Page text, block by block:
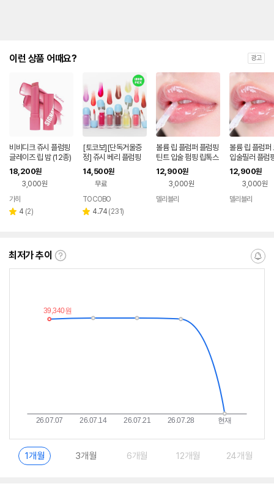
이런 상품 어때요? 광고
비비디크 쥬시 플럼핑
글레이즈 립 밤 (12종)
18,200원
3,000원
가히
별 4 리
(2)
[토코보][단독거울증
정] 쥬시 베리 플럼핑
립오일 4g (14종 택1)
14,500원
무료
TOCOBO
별 4.74 리
(231)
볼륨 립 플럼퍼 플럼핑
틴트 입술 펌핑 립톡스
12,900원
3,000원
델리블리
볼륨 립 플럼퍼
입술필러 플럼
스
12,900원
3,000원
델리블리
최저가 추이
최
이
란?
알
1개월 3개월 6개월 12개월 24개월